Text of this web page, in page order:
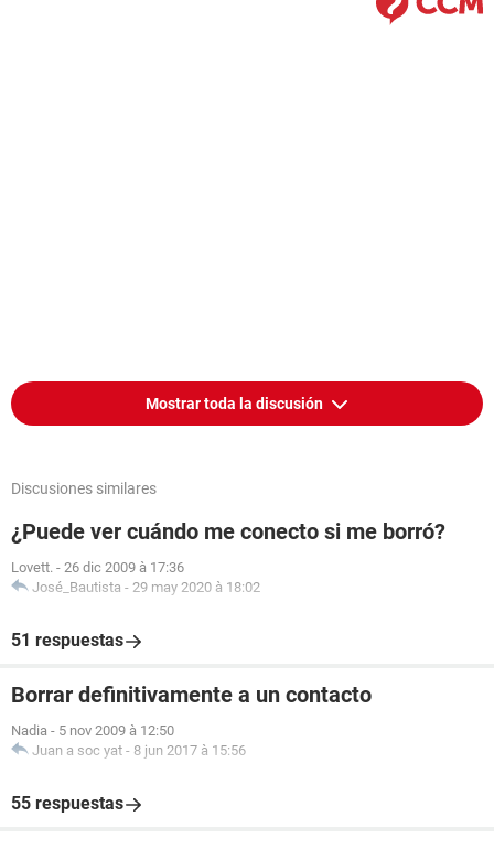
Mostrar toda la discusión
Discusiones similares
¿Puede ver cuándo me conecto si me borró?
Lovett. - 26 dic 2009 à 17:36
José_Bautista - 29 may 2020 à 18:02
51 respuestas
Borrar definitivamente a un contacto
Nadia - 5 nov 2009 à 12:50
Juan a soc yat - 8 jun 2017 à 15:56
55 respuestas